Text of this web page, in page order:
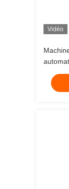
Vidéo
sacs
pain